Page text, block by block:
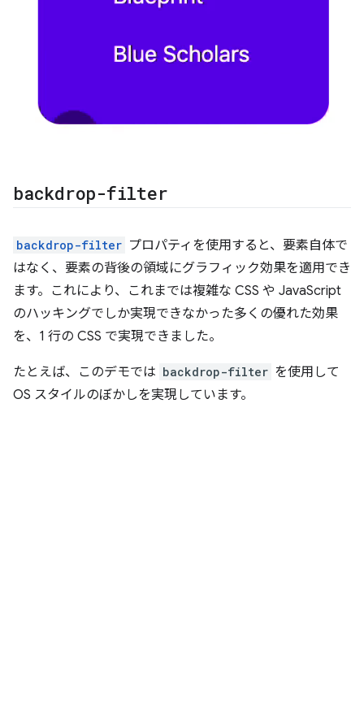
backdrop-filter
backdrop-filter プロパティを使用すると、要素自体で
はなく、要素の背後の領域にグラフィック効果を適用でき
ます。これにより、これまでは複雑な CSS や JavaScript
のハッキングでしか実現できなかった多くの優れた効果
を、1 行の CSS で実現できました。
たとえば、このデモでは backdrop-filter を使用して
OS スタイルのぼかしを実現しています。